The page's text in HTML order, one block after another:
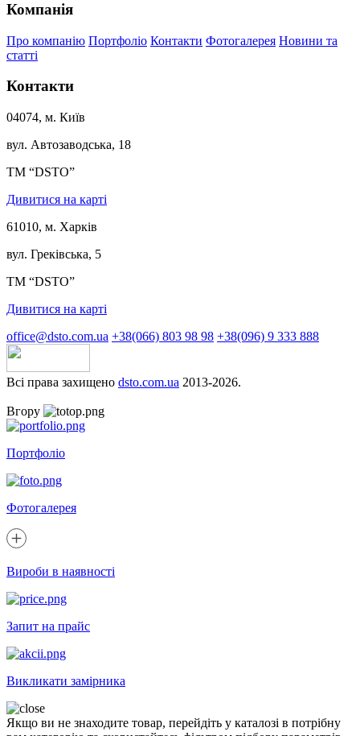
Компанія
Про компанію Портфоліо Контакти Фотогалерея Новини та
статті
Контакти
04074, м. Київ
вул. Автозаводська, 18
ТМ “DSTO”
Дивитися на карті
61010, м. Харків
вул. Греківська, 5
ТМ “DSTO”
Дивитися на карті
office@dsto.com.ua +38(066) 803 98 98 +38(096) 9 333 888
Всі права захищено dsto.com.ua 2013-2026.
Вгору
Портфоліо
Фотогалерея
Вироби в наявності
Запит на прайс
Викликати замірника
Якщо ви не знаходите товар, перейдіть у каталозі в потрібну